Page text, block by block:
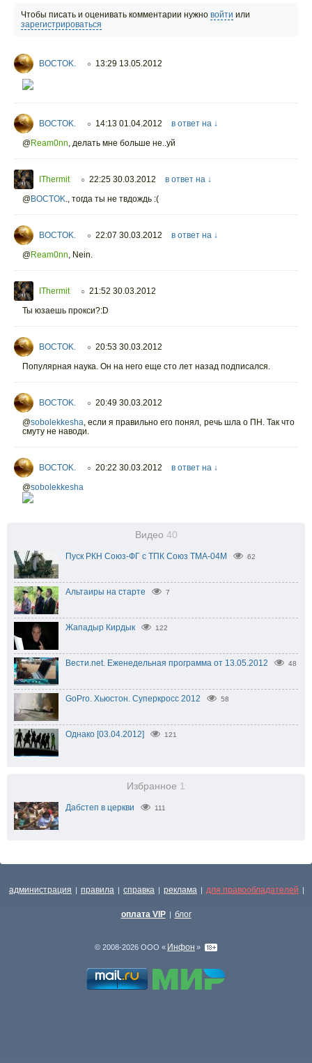
Чтобы писать и оценивать комментарии нужно войти или
зарегистрироваться
BOCTOK. ○ 13:29 13.05.2012
BOCTOK. ○ 14:13 01.04.2012
в ответ на ↓
@Ream0nn, делать мне больше не..уй
IThermit ○ 22:25 30.03.2012
в ответ на ↓
@BOCTOK., тогда ты не твдождь :(
BOCTOK. ○ 22:07 30.03.2012
в ответ на ↓
@Ream0nn, Nein.
IThermit ○ 21:52 30.03.2012
Ты юзаешь прокси?:D
BOCTOK. ○ 20:53 30.03.2012
Популярная наука. Он на него еще сто лет назад подписался.
BOCTOK. ○ 20:49 30.03.2012
@sobolekkesha, если я правильно его понял, речь шла о ПН. Так что
смуту не наводи.
BOCTOK. ○ 20:22 30.03.2012
в ответ на ↓
@sobolekkesha
Видео 40
Пуск РКН Союз-ФГ с ТПК Союз ТМА-04М 62
Альтаиры на старте 7
Жападыр Кирдык 122
Вести.net. Еженедельная программа от 13.05.2012 48
GoPro. Хьюстон. Суперкросс 2012 58
Однако [03.04.2012] 121
Избранное 1
Дабстеп в церкви 111
администрация | правила | справка | реклама | для правообладателей |
оплата VIP | блог
© 2008-2026 ООО « Инфон »